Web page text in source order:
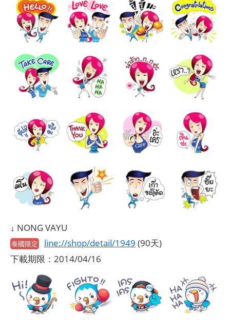
↓ NONG VAYU
泰國限定 line://shop/detail/1949 (90天)
下載期限：2014/04/16